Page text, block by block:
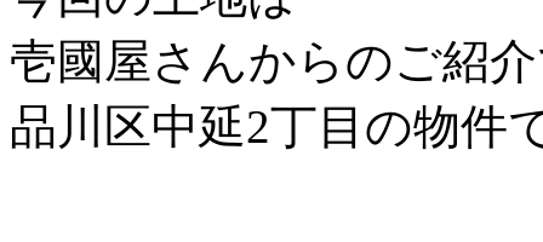
壱國屋さんからのご紹
品川区中延2丁目の物件